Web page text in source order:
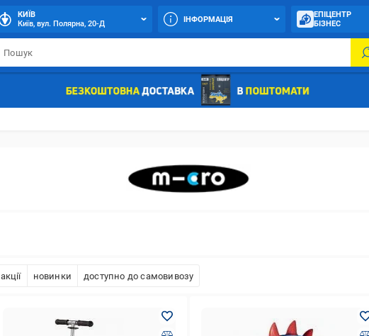
КИЇВ
Київ, вул. Полярна, 20-Д
ІНФОРМАЦІЯ
ЕПІЦЕНТР
БІЗНЕС
акції новинки доступно до самовивозу